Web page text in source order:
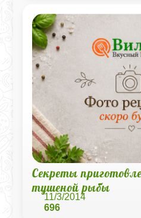
Секреты
тушеной рыбы
11/3/2014
696